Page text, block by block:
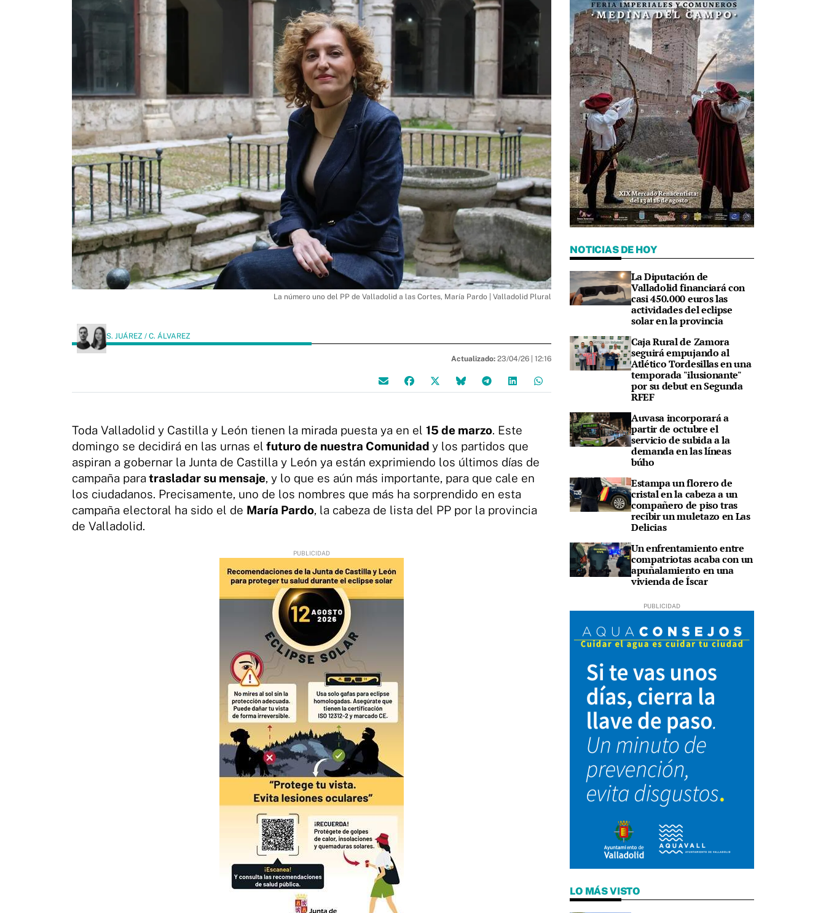
La número uno del PP de Valladolid a las Cortes, María Pardo | Valladolid Plural
S. JUÁREZ / C. ÁLVAREZ
Actualizado: 23/04/26 | 12:16
Toda Valladolid y Castilla y León tienen la mirada puesta ya en el 15 de marzo. Este
domingo se decidirá en las urnas el futuro de nuestra Comunidad y los partidos que
aspiran a gobernar la Junta de Castilla y León ya están exprimiendo los últimos días de
campaña para trasladar su mensaje, y lo que es aún más importante, para que cale en
los ciudadanos. Precisamente, uno de los nombres que más ha sorprendido en esta
campaña electoral ha sido el de María Pardo, la cabeza de lista del PP por la provincia
de Valladolid.
NOTICIAS DE HOY
La Diputación de
Valladolid financiará con
casi 450.000 euros las
actividades del eclipse
solar en la provincia
Caja Rural de Zamora
seguirá empujando al
Atlético Tordesillas en una
temporada "ilusionante"
por su debut en Segunda
RFEF
Auvasa incorporará a
partir de octubre el
servicio de subida a la
demanda en las líneas
búho
Estampa un florero de
cristal en la cabeza a un
compañero de piso tras
recibir un muletazo en Las
Delicias
Un enfrentamiento entre
compatriotas acaba con un
apuñalamiento en una
vivienda de Íscar
LO MÁS VISTO